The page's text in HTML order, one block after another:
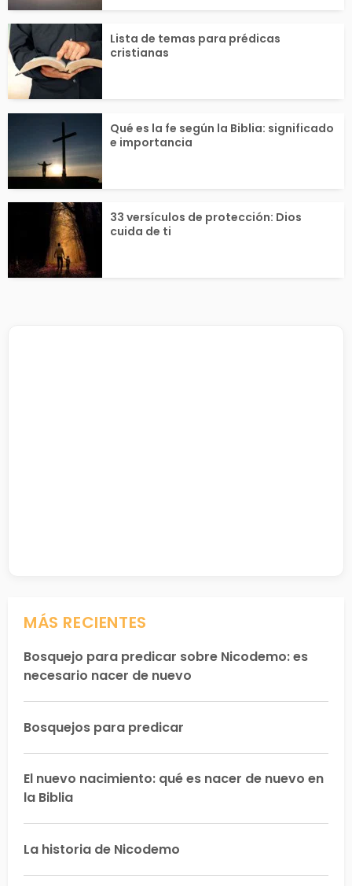
Lista de temas para prédicas
cristianas
Qué es la fe según la Biblia: significado
e importancia
33 versículos de protección: Dios
cuida de ti
MÁS RECIENTES
Bosquejo para predicar sobre Nicodemo: es
necesario nacer de nuevo
Bosquejos para predicar
El nuevo nacimiento: qué es nacer de nuevo en
la Biblia
La historia de Nicodemo